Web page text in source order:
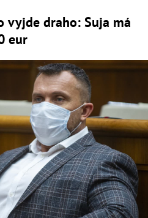
vyjde draho: Suja má
eur